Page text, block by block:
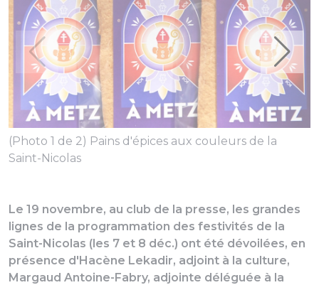
(Photo 1 de 2) Pains d'épices aux couleurs de la
Saint-Nicolas
Le 19 novembre, au club de la presse, les grandes
lignes de la programmation des festivités de la
Saint-Nicolas (les 7 et 8 déc.) ont été dévoilées, en
présence d'Hacène Lekadir, adjoint à la culture,
Margaud Antoine-Fabry, adjointe déléguée à la